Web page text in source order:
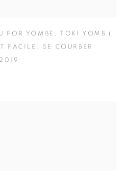
FOR YOMBE , TOKI YOMB (
FACILE , SE COURBER
2019